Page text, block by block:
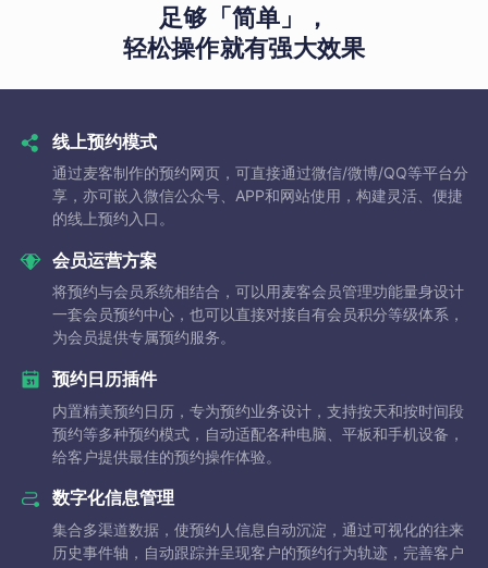
足够「简单」，
轻松操作就有强大效果
线上预约模式
通过麦客制作的预约网页，可直接通过微信/微博/QQ等平台分
享，亦可嵌入微信公众号、APP和网站使用，构建灵活、便捷
的线上预约入口。
会员运营方案
将预约与会员系统相结合，可以用麦客会员管理功能量身设计
一套会员预约中心，也可以直接对接自有会员积分等级体系，
为会员提供专属预约服务。
预约日历插件
内置精美预约日历，专为预约业务设计，支持按天和按时间段
预约等多种预约模式，自动适配各种电脑、平板和手机设备，
给客户提供最佳的预约操作体验。
数字化信息管理
集合多渠道数据，使预约人信息自动沉淀，通过可视化的往来
历史事件轴，自动跟踪并呈现客户的预约行为轨迹，完善客户